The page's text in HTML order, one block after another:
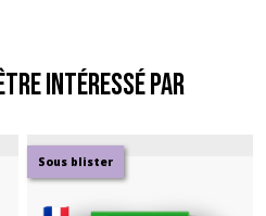
intéressé par
Sous blister